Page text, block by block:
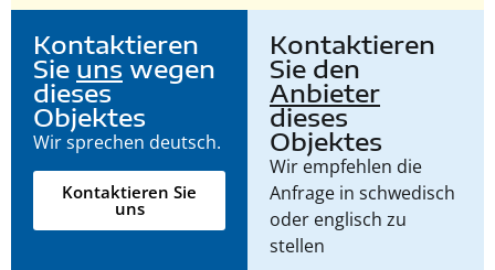
Kontaktieren
Sie uns wegen
dieses
Objektes
Wir sprechen deutsch.
Kontaktieren Sie
uns
Kontaktieren
Sie den
Anbieter
dieses
Objektes
Wir empfehlen die
Anfrage in schwedisch
oder englisch zu
stellen